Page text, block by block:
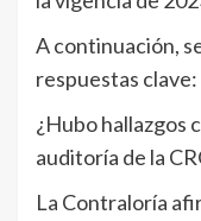
A continuación,
respuestas clave:
¿Hubo hallazgos
auditoría de la
La Contraloría